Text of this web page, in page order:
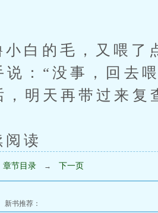
的毛，又喂了
：“没事，回去
明天再带过来复
读
章节目录 → 下一页
新书推荐：